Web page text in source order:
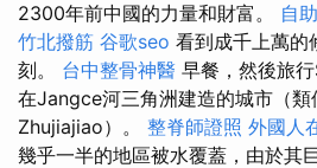
2300年前中國的力量和財富。 自
竹北撥筋 谷歌seo 看到成千上萬的
刻。 台中整骨神醫 早餐，然後旅
在Jangce河三角洲建造的城市（
Zhujiajiao）。 整脊師證照 外國人
幾乎一半的地區被水覆蓋，由於其